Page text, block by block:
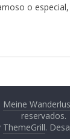
o
Meine
reservados.
ThemeGrill.